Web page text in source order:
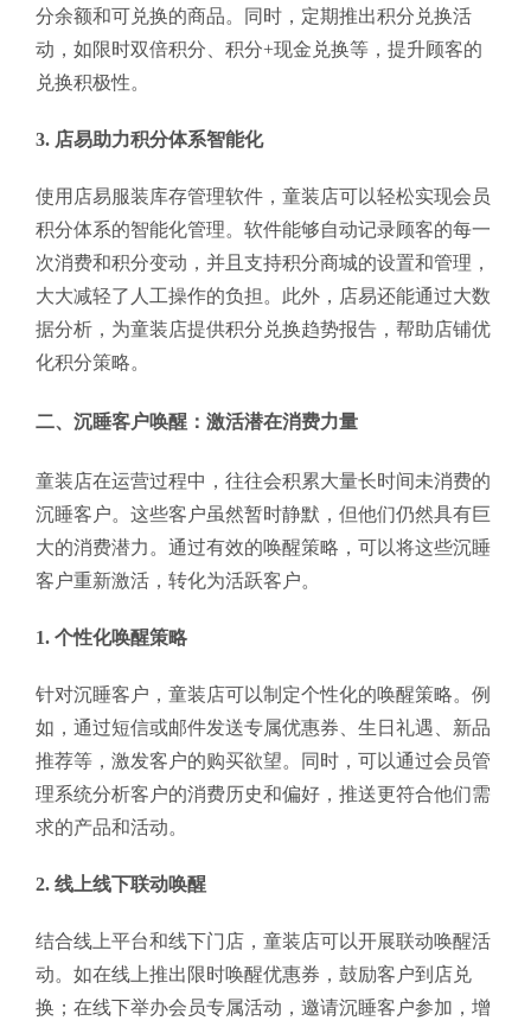
分余额和可兑换的商品。同时，定期推出积分兑换活
动，如限时双倍积分、积分+现金兑换等，提升顾客的
兑换积极性。
3. 店易助力积分体系智能化
使用店易服装库存管理软件，童装店可以轻松实现会员
积分体系的智能化管理。软件能够自动记录顾客的每一
次消费和积分变动，并且支持积分商城的设置和管理，
大大减轻了人工操作的负担。此外，店易还能通过大数
据分析，为童装店提供积分兑换趋势报告，帮助店铺优
化积分策略。
二、沉睡客户唤醒：激活潜在消费力量
童装店在运营过程中，往往会积累大量长时间未消费的
沉睡客户。这些客户虽然暂时静默，但他们仍然具有巨
大的消费潜力。通过有效的唤醒策略，可以将这些沉睡
客户重新激活，转化为活跃客户。
1. 个性化唤醒策略
针对沉睡客户，童装店可以制定个性化的唤醒策略。例
如，通过短信或邮件发送专属优惠券、生日礼遇、新品
推荐等，激发客户的购买欲望。同时，可以通过会员管
理系统分析客户的消费历史和偏好，推送更符合他们需
求的产品和活动。
2. 线上线下联动唤醒
结合线上平台和线下门店，童装店可以开展联动唤醒活
动。如在线上推出限时唤醒优惠券，鼓励客户到店兑
换；在线下举办会员专属活动，邀请沉睡客户参加，增